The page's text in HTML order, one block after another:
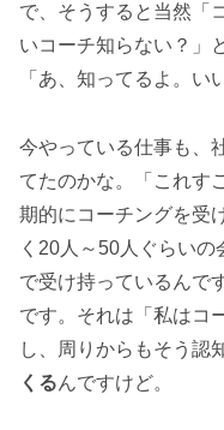
で、そうすると当然「
いコーチ知らない？」
「あ、知ってるよ。い
今やっている仕事も、
てたのかな。「これす
期的にコーチングを受
く20人～50人ぐらい
で受け持っているんで
です。それは「私はコ
し、周りからもそう認
くるんですけど。